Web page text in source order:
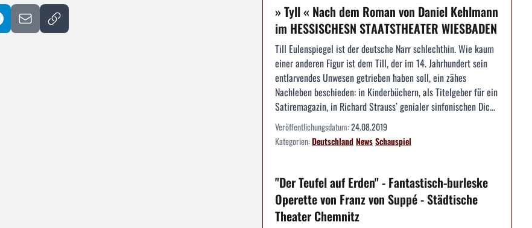
» Tyll « Nach dem Roman von Daniel Kehlmann
im HESSISCHESN STAATSTHEATER WIESBADEN
Till Eulenspiegel ist der deutsche Narr schlechthin. Wie kaum
einer anderen Figur ist dem Till, der im 14. Jahrhundert sein
entlarvendes Unwesen getrieben haben soll, ein zähes
Nachleben beschieden: in Kinderbüchern, als Titelgeber für ein
Satiremagazin, in Richard Strauss’ genialer sinfonischen Dic...
Veröffentlichungsdatum:24.08.2019
Kategorien:DeutschlandNewsSchauspiel
"Der Teufel auf Erden" - Fantastisch-burleske
Operette von Franz von Suppé - Städtische
Theater Chemnitz